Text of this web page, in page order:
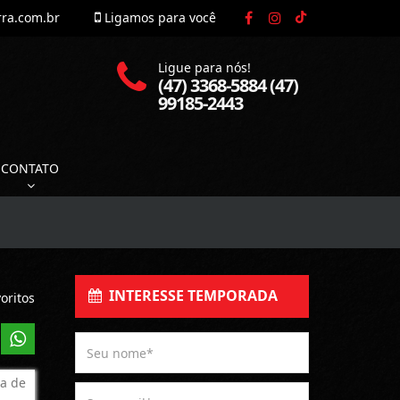
Ligamos para você
CONTATO
Ligue para nós!
(47) 3368-5884 (47)
99185-2443
de
INTERESSE TEMPORADA